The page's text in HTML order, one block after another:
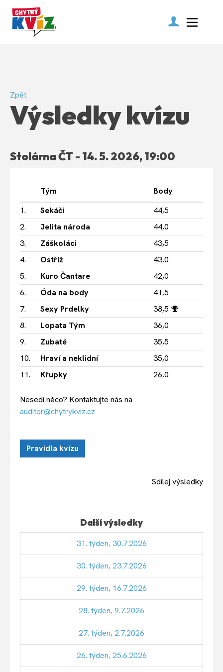
Zpět
Výsledky kvízu
Stolárna ČT - 14. 5. 2026, 19:00
Tým
Body
1.
Sekáči
44,5
2.
Jelita národa
44,0
3.
Záškoláci
43,5
4.
Ostříž
43,0
5.
Kuro Čantare
42,0
6.
Óda na body
41,5
7.
Sexy Prdelky
38,5
8.
Lopata Tým
36,0
9.
Zubaté
35,5
10.
Hraví a neklidní
35,0
11.
Křupky 26,0
Nesedí něco? Kontaktujte nás na
auditor@chytrykviz.cz
Pravidla kvízu
Sdílej výsledky
Další výsledky
31. týden, 30.7.2026
30. týden, 23.7.2026
29. týden, 16.7.2026
28. týden, 9.7.2026
27. týden, 2.7.2026
26. týden, 25.6.2026